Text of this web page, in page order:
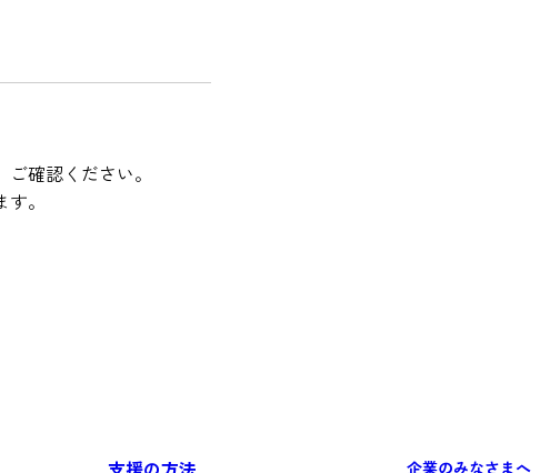
確認ください。
。
企業のみなさまへ